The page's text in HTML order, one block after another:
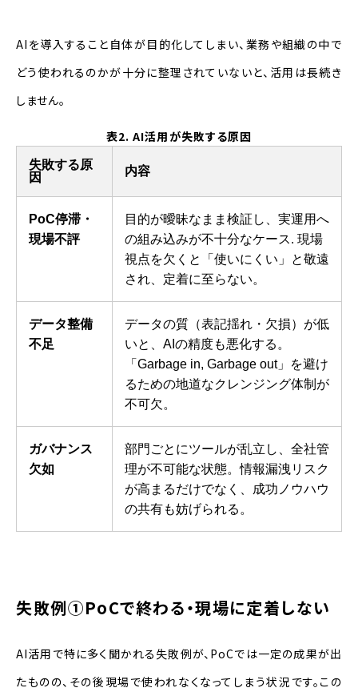
AIを導入すること自体が目的化してしまい、業務や組織の中で
どう使われるのかが十分に整理されていないと、活用は長続き
しません。
表2. AI活用が失敗する原因
失敗する原
因
内容
PoC停滞・
現場不評
目的が曖昧なまま検証し、実運用へ
の組み込みが不十分なケース. 現場
視点を欠くと「使いにくい」と敬遠
され、定着に至らない。
データ整備
不足
データの質（表記揺れ・欠損）が低
いと、AIの精度も悪化する。
「Garbage in, Garbage out」を避け
るための地道なクレンジング体制が
不可欠。
ガバナンス
欠如
部門ごとにツールが乱立し、全社管
理が不可能な状態。情報漏洩リスク
が高まるだけでなく、成功ノウハウ
の共有も妨げられる。
失敗例①PoCで終わる・現場に定着しない
AI活用で特に多く聞かれる失敗例が、PoCでは一定の成果が出
たものの、その後現場で使われなくなってしまう状況です。この